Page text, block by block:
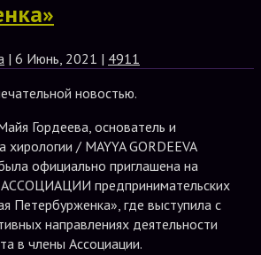
| 6 Июнь, 2021 | 4911
новостью.
Гордеева, основатель и
/ MAYYA GORDEEVA
официально приглашена на
АССОЦИАЦИИ предпринимательских
Петербурженка», где выступила с
направлениях деятельности
в члены Ассоциации.